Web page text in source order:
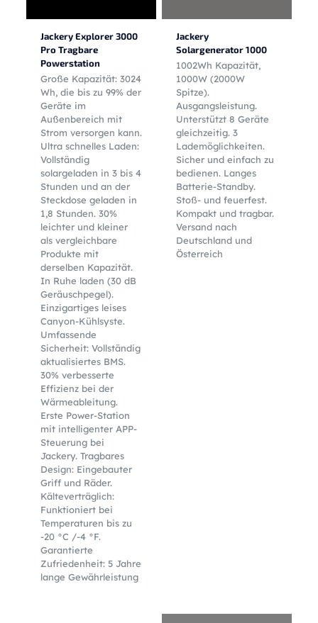
Jackery Explorer 3000
Pro Tragbare
Powerstation
Große Kapazität: 3024
Wh, die bis zu 99% der
Geräte im
Außenbereich mit
Strom versorgen kann.
Ultra schnelles Laden:
Vollständig
solargeladen in 3 bis 4
Stunden und an der
Steckdose geladen in
1,8 Stunden. 30%
leichter und kleiner
als vergleichbare
Produkte mit
derselben Kapazität.
In Ruhe laden (30 dB
Geräuschpegel).
Einzigartiges leises
Canyon-Kühlsyste.
Umfassende
Sicherheit: Vollständig
aktualisiertes BMS.
30% verbesserte
Effizienz bei der
Wärmeableitung.
Erste Power-Station
mit intelligenter APP-
Steuerung bei
Jackery. Tragbares
Design: Eingebauter
Griff und Räder.
Kälteverträglich:
Funktioniert bei
Temperaturen bis zu
-20 °C /-4 °F.
Garantierte
Zufriedenheit: 5 Jahre
lange Gewährleistung
Jackery
Solargenerator 1000
1002Wh Kapazität,
1000W (2000W
Spitze).
Ausgangsleistung.
Unterstützt 8 Geräte
gleichzeitig. 3
Lademöglichkeiten.
Sicher und einfach zu
bedienen. Langes
Batterie-Standby.
Stoß- und feuerfest.
Kompakt und tragbar.
Versand nach
Deutschland und
Österreich